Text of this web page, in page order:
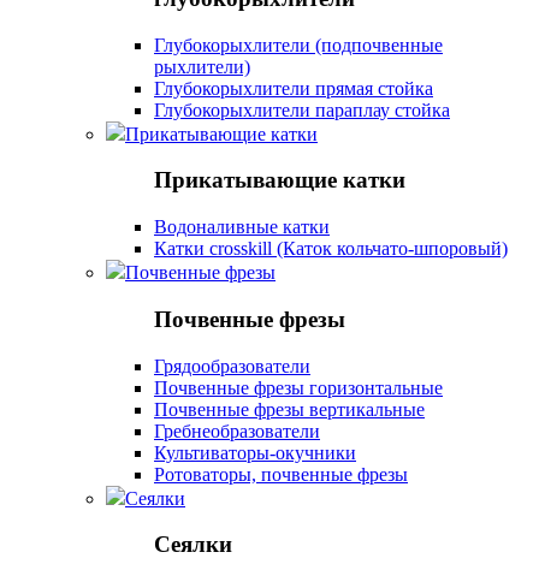
Глубокорыхлители (подпочвенные
рыхлители)
Глубокорыхлители прямая стойка
Глубокорыхлители параплау стойка
Прикатывающие катки
Прикатывающие катки
Водоналивные катки
Катки crosskill (Каток кольчато-шпоровый)
Почвенные фрезы
Почвенные фрезы
Грядообразователи
Почвенные фрезы горизонтальные
Почвенные фрезы вертикальные
Гребнеобразователи
Культиваторы-окучники
Ротоваторы, почвенные фрезы
Сеялки
Сеялки